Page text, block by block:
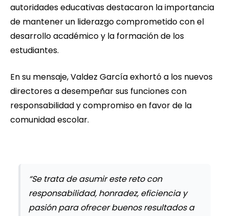
autoridades educativas destacaron la importancia
de mantener un liderazgo comprometido con el
desarrollo académico y la formación de los
estudiantes.
En su mensaje, Valdez García exhortó a los nuevos
directores a desempeñar sus funciones con
responsabilidad y compromiso en favor de la
comunidad escolar.
“Se trata de asumir este reto con
responsabilidad, honradez, eficiencia y
pasión para ofrecer buenos resultados a